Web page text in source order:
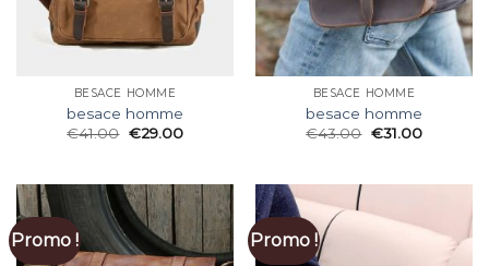
BESACE HOMME
besace homme
€41.00 €29.00
BESACE HOMME
besace homme
€43.00 €31.00
Promo ! Promo !